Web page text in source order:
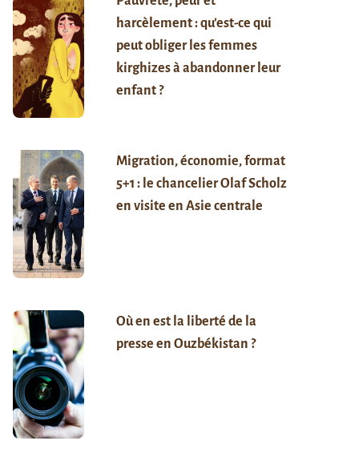
harcèlement : qu’est-ce qui
peut obliger les femmes
kirghizes à abandonner leur
enfant ?
Migration, économie, format
5+1 : le chancelier Olaf Scholz
en visite en Asie centrale
Où en est la liberté de la
presse en Ouzbékistan ?